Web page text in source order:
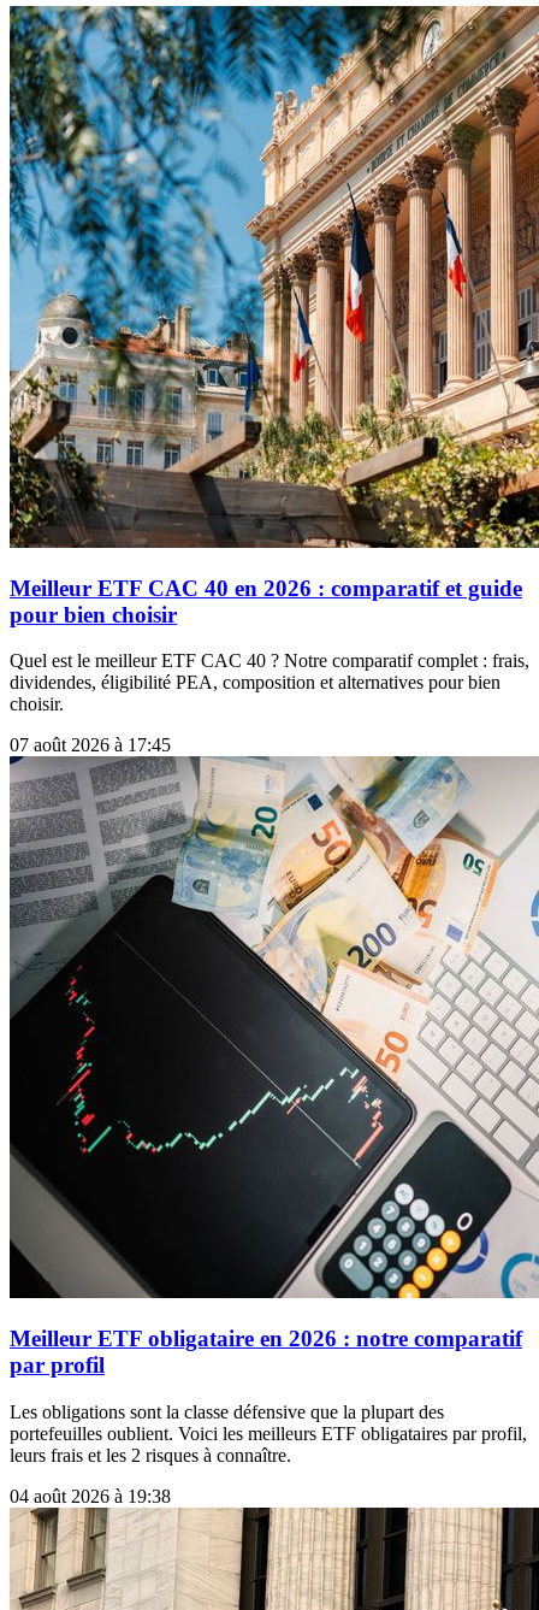
Meilleur ETF CAC 40 en 2026 : comparatif et guide
pour bien choisir
Quel est le meilleur ETF CAC 40 ? Notre comparatif complet : frais,
dividendes, éligibilité PEA, composition et alternatives pour bien
choisir.
07 août 2026 à 17:45
Meilleur ETF obligataire en 2026 : notre comparatif
par profil
Les obligations sont la classe défensive que la plupart des
portefeuilles oublient. Voici les meilleurs ETF obligataires par profil,
leurs frais et les 2 risques à connaître.
04 août 2026 à 19:38